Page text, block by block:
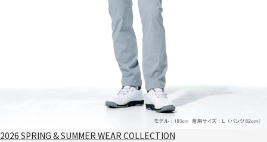
2026 SPRING & SUMMER WEAR COLLECTION